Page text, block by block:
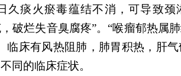
久痰火瘀毒蕴结不消，可导致颈
烂失音臭腐疼”。“喉瘤郁热属
临床有风热阻肺，肺胃积热，肝
同的临床症状。